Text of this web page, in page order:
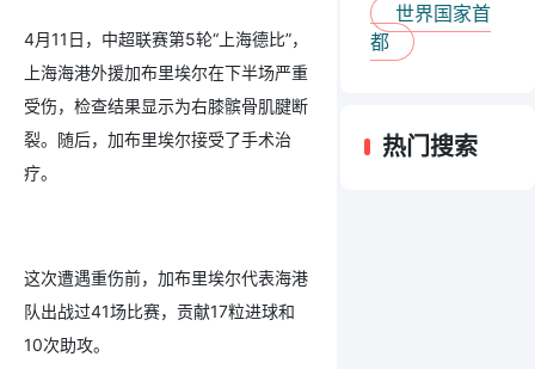
4月11日，中超联赛第5轮“上海德比”，
上海海港外援加布里埃尔在下半场严重
受伤，检查结果显示为右膝髌骨肌腱断
裂。随后，加布里埃尔接受了手术治
疗。
这次遭遇重伤前，加布里埃尔代表海港
队出战过41场比赛，贡献17粒进球和
10次助攻。
世界国家首
都
热门搜索